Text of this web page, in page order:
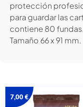
protección
para guardar las
contiene 80 fundas.
Tamaño 66 x 91 mm.
7,00€